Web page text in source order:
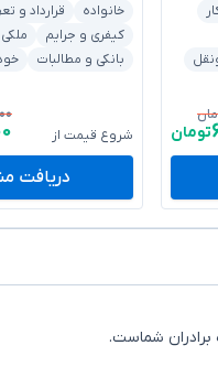
تومان
خانواده
قرارداد و
کیفری و جرایم
بانکی و مطالبات
شروع قیمت از
دریافت
برادران شماست.